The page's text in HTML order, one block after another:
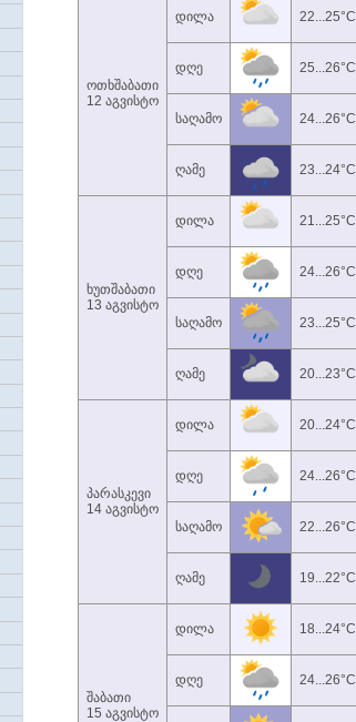
ოთხშაბათი
12 აგვისტო
დილა 22...25°C
დღე 25...26°C
საღამო 24...26°C
ღამე 23...24°C
ხუთშაბათი
13 აგვისტო
დილა 21...25°C
დღე 24...26°C
საღამო 23...25°C
ღამე 20...23°C
პარასკევი
14 აგვისტო
დილა 20...24°C
დღე 24...26°C
საღამო 22...26°C
ღამე 19...22°C
შაბათი
15 აგვისტო
დილა 18...24°C
დღე 24...26°C